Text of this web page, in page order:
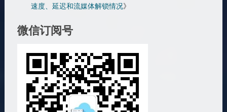
速度、延迟和流媒体解锁情况》
微信订阅号